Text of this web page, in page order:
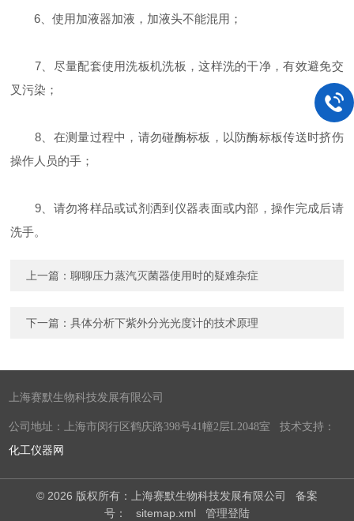
6、使用加液器加液，加液头不能混用；
7、尽量配套使用洗板机洗板，这样洗的干净，有效避免交
叉污染；
8、在测量过程中，请勿碰酶标板，以防酶标板传送时挤伤
操作人员的手；
9、请勿将样品或试剂洒到仪器表面或内部，操作完成后请
洗手。
上一篇：聊聊压力蒸汽灭菌器使用时的疑难杂症
下一篇：具体分析下紫外分光光度计的技术原理
上海赛默生物科技发展有限公司
公司地址：上海市闵行区鹤庆路398号41幢2层L2048室 技术支持：
化工仪器网
© 2026 版权所有：上海赛默生物科技发展有限公司 备案
号：
sitemap.xml 管理登陆